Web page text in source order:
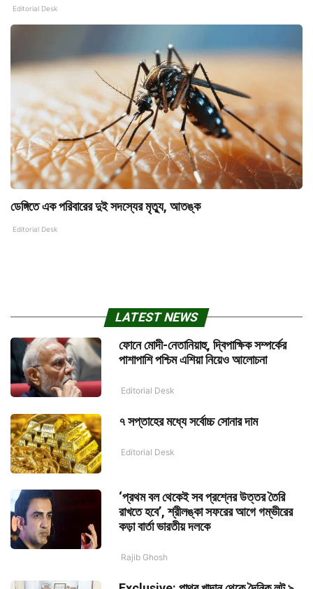
Editorial Desk
ডেঙ্গিতে এক পরিবারের দুই সদস্যের মৃত্যু, আতঙ্ক
Editorial Desk
LATEST NEWS
ফোনে মোদী-নেতানিয়াহু, দ্বিপাক্ষিক সম্পর্কের
পাশাপাশি পশ্চিম এশিয়া নিয়েও আলোচনা
Editorial Desk
৭ সপ্তাহের মধ্যে সর্বোচ্চ সোনার দাম
Editorial Desk
‘প্রথম বল থেকেই সব প্রশ্নের উত্তর তৈরি
রাখতে হবে’, শ্রীলঙ্কা সফরের আগে গম্ভীরের
কড়া বার্তা ভারতীয় দলকে
Rajib Ghosh